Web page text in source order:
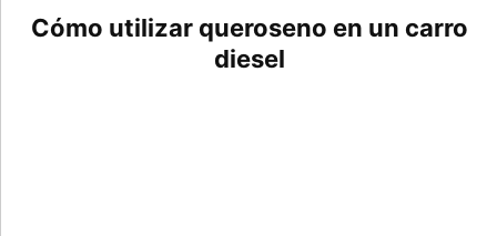
Cómo utilizar queroseno en un carro
diesel